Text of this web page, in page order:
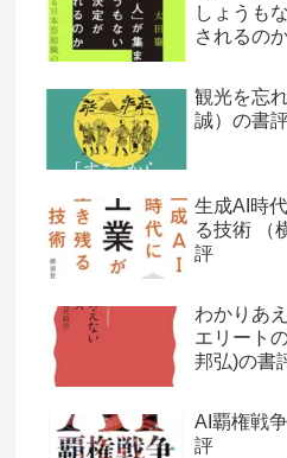
しょうも
されるの
観光を忘
誠）の書
生成AI時
る技術 （
評
わかりあ
エリート
邦弘)の書
AI覇権戦
評